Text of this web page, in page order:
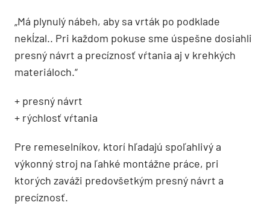
„Má plynulý nábeh, aby sa vrták po podklade
nekĺzal.. Pri každom pokuse sme úspešne dosiahli
presný návrt a precíznosť vŕtania aj v krehkých
materiáloch.“
+ presný návrt
+ rýchlosť vŕtania
Pre remeselníkov, ktorí hľadajú spoľahlivý a
výkonný stroj na ľahké montážne práce, pri
ktorých zaváži predovšetkým presný návrt a
precíznosť.